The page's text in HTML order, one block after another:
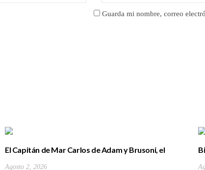
Guarda mi nombre, correo
El Capitán de Mar Carlos de Adam y Brusoni, el
Agosto 2, 2026